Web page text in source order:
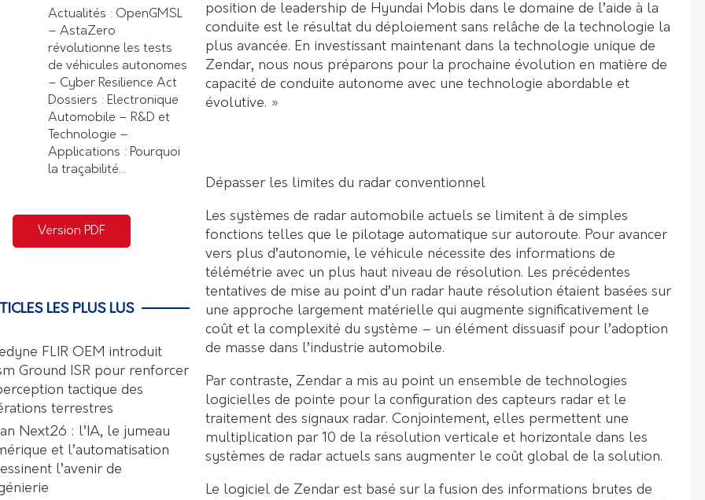
position de leadership de Hyundai Mobis dans le domaine de l’aide à la
conduite est le résultat du déploiement sans relâche de la technologie la
plus avancée. En investissant maintenant dans la technologie unique de
Zendar, nous nous préparons pour la prochaine évolution en matière de
capacité de conduite autonome avec une technologie abordable et
évolutive. »
Dépasser les limites du radar conventionnel
Les systèmes de radar automobile actuels se limitent à de simples
fonctions telles que le pilotage automatique sur autoroute. Pour avancer
vers plus d’autonomie, le véhicule nécessite des informations de
télémétrie avec un plus haut niveau de résolution. Les précédentes
tentatives de mise au point d’un radar haute résolution étaient basées sur
une approche largement matérielle qui augmente significativement le
coût et la complexité du système – un élément dissuasif pour l’adoption
de masse dans l’industrie automobile.
Par contraste, Zendar a mis au point un ensemble de technologies
logicielles de pointe pour la configuration des capteurs radar et le
traitement des signaux radar. Conjointement, elles permettent une
multiplication par 10 de la résolution verticale et horizontale dans les
systèmes de radar actuels sans augmenter le coût global de la solution.
Le logiciel de Zendar est basé sur la fusion des informations brutes de
Actualités : OpenGMSL
– AstaZero
révolutionne les tests
de véhicules autonomes
– Cyber Resilience Act
Dossiers : Electronique
Automobile – R&D et
Technologie –
Applications : Pourquoi
la traçabilité…
Version PDF
LES PLUS LUS
FLIR OEM introduit
Ground ISR pour renforcer
tactique des
terrestres
Next26 : l’IA, le jumeau
et l’automatisation
l’avenir de